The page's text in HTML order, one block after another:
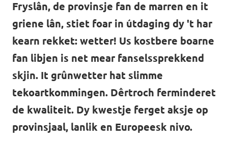
Volt Grins
Volt Drinte
Volt Oerisel
Minsken
Nijs
Aginda
Wurd aktyf!
Fryslân, de provinsje fan de marren en it
griene lân, stiet foar in útdaging dy 't har
kearn rekket: wetter! Us kostbere boarne
fan libjen is net mear fanselssprekkend
skjin. It grûnwetter hat slimme
tekoartkommingen. Dêrtroch ferminderet
de kwaliteit. Dy kwestje ferget aksje op
provinsjaal, lanlik en Europeesk nivo.